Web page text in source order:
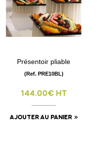
Présentoir pliable
(Ref. PRE10BL)
144.00€ HT
AJOUTER AU PANIER